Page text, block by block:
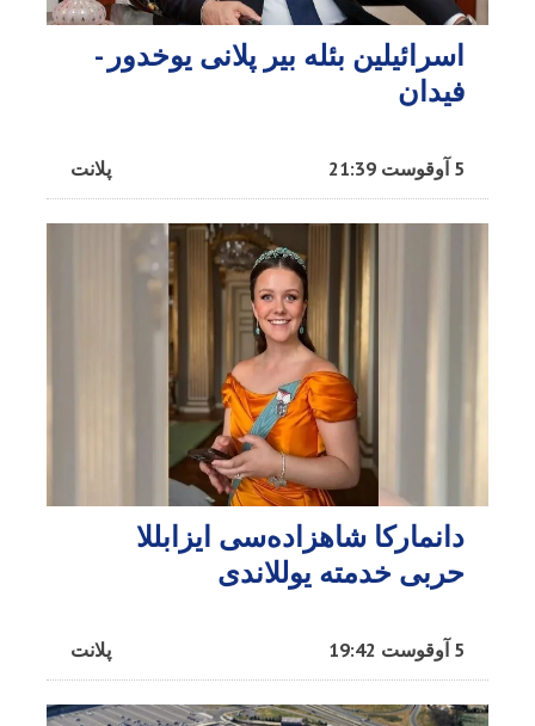
اسرائیلین بئله بیر پلانی یوخدور -
فیدان
پلانت 5 آوقوست 21:39
دانمارکا شاهزاده‌سی ایزابللا
حربی خدمته یوللاندی
پلانت 5 آوقوست 19:42